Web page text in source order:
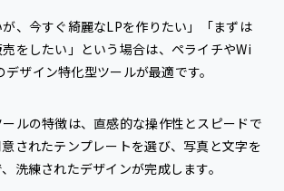
が、今すぐ綺麗なLPを作りたい」「まずは
をしたい」という場合は、ペライチやWi
ザイン特化型ツールが最適です。
ルの特徴は、直感的な操作性とスピードで
されたテンプレートを選び、写真と文字を
洗練されたデザインが完成します。